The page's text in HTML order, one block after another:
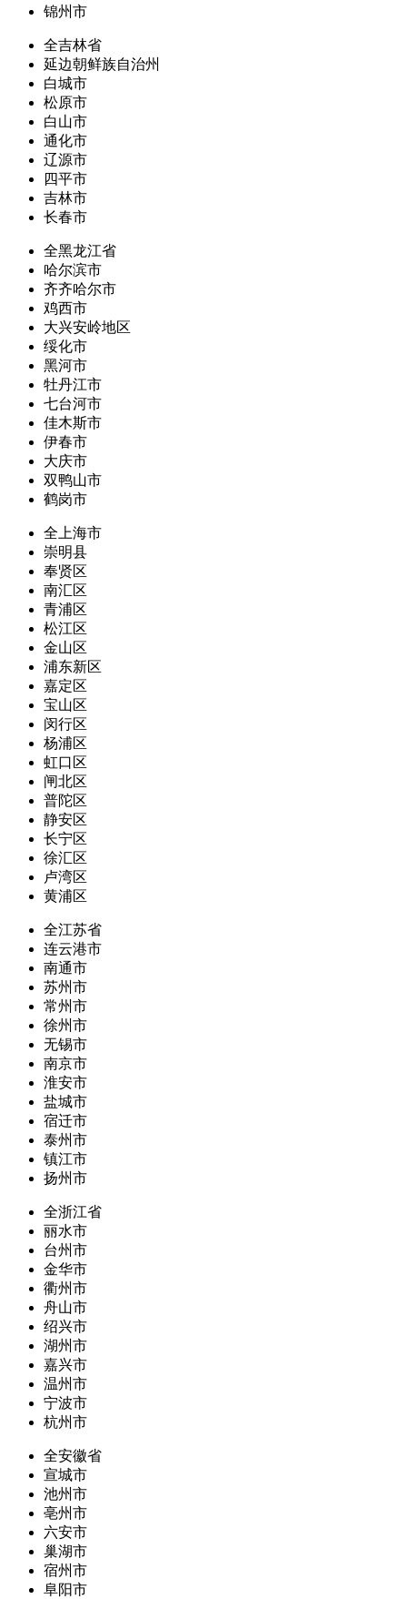
锦州市
全吉林省
延边朝鲜族自治州
白城市
松原市
白山市
通化市
辽源市
四平市
吉林市
长春市
全黑龙江省
哈尔滨市
齐齐哈尔市
鸡西市
大兴安岭地区
绥化市
黑河市
牡丹江市
七台河市
佳木斯市
伊春市
大庆市
双鸭山市
鹤岗市
全上海市
崇明县
奉贤区
南汇区
青浦区
松江区
金山区
浦东新区
嘉定区
宝山区
闵行区
杨浦区
虹口区
闸北区
普陀区
静安区
长宁区
徐汇区
卢湾区
黄浦区
全江苏省
连云港市
南通市
苏州市
常州市
徐州市
无锡市
南京市
淮安市
盐城市
宿迁市
泰州市
镇江市
扬州市
全浙江省
丽水市
台州市
金华市
衢州市
舟山市
绍兴市
湖州市
嘉兴市
温州市
宁波市
杭州市
全安徽省
宣城市
池州市
亳州市
六安市
巢湖市
宿州市
阜阳市